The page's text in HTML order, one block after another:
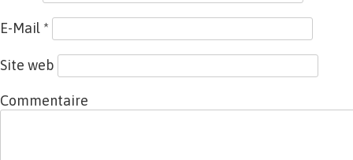
E-Mail *
Site web
Commentaire